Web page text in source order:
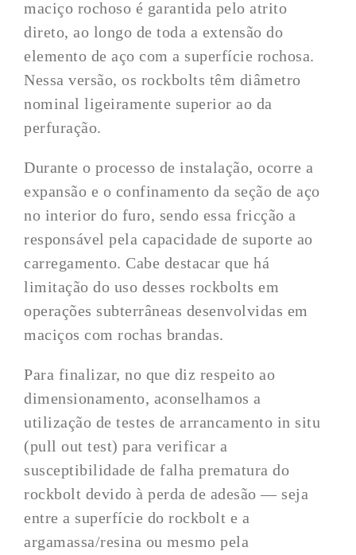
maciço rochoso é garantida pelo atrito
direto, ao longo de toda a extensão do
elemento de aço com a superfície rochosa.
Nessa versão, os rockbolts têm diâmetro
nominal ligeiramente superior ao da
perfuração.
Durante o processo de instalação, ocorre a
expansão e o confinamento da seção de aço
no interior do furo, sendo essa fricção a
responsável pela capacidade de suporte ao
carregamento. Cabe destacar que há
limitação do uso desses rockbolts em
operações subterrâneas desenvolvidas em
maciços com rochas brandas.
Para finalizar, no que diz respeito ao
dimensionamento, aconselhamos a
utilização de testes de arrancamento in situ
(pull out test) para verificar a
susceptibilidade de falha prematura do
rockbolt devido à perda de adesão — seja
entre a superfície do rockbolt e a
argamassa/resina ou mesmo pela